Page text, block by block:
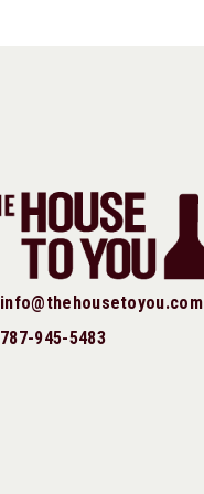
info@thehousetoyou.com
787-945-5483